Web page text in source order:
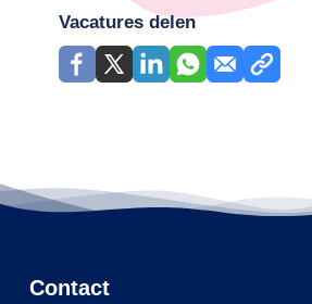
Vacatures delen
Contact